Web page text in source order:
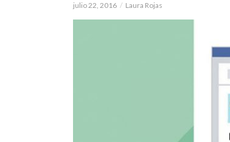
julio 22, 2016 Laura Rojas